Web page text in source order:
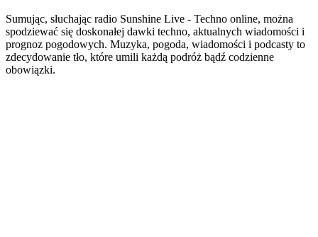
Sumując, słuchając radio Sunshine Live - Techno online, można
spodziewać się doskonałej dawki techno, aktualnych wiadomości i
prognoz pogodowych. Muzyka, pogoda, wiadomości i podcasty to
zdecydowanie tło, które umili każdą podróż bądź codzienne
obowiązki.